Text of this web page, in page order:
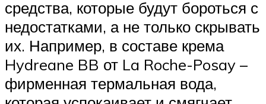
средства, которые будут бороться с
недостатками, а не только скрывать
их. Например, в составе крема
Hydreane BB от La Roche-Posay –
фирменная термальная вода,